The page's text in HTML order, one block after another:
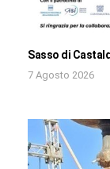
Sasso di
7 Agosto 2026